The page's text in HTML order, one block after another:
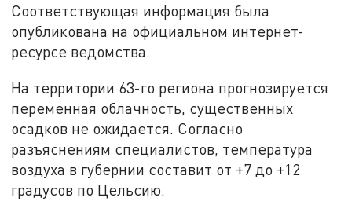
Соответствующая информация была
опубликована на официальном интернет-
ресурсе ведомства.
На территории 63-го региона прогнозируется
переменная облачность, существенных
осадков не ожидается. Согласно
разъяснениям специалистов, температура
воздуха в губернии составит от +7 до +12
градусов по Цельсию.